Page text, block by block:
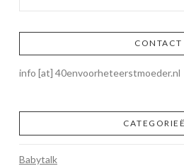
CONTACT
info [at] 40envoorheteerstmoeder.nl
Babytalk